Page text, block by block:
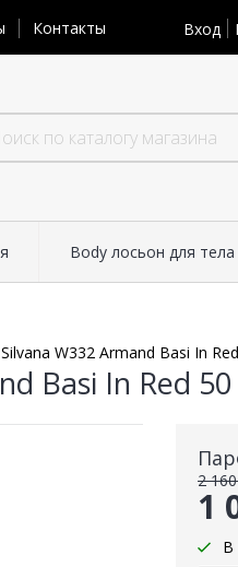
Контакты Вход
Body лосьон для тела
W332 Armand Basi In
Basi In Red
1
2
В